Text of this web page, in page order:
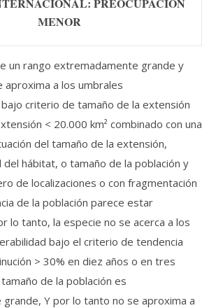
MENOR
un rango extremadamente grande y
a los umbrales
criterio de tamaño de la extensión
< 20.000 km² combinado con una
del tamaño de la extensión,
hábitat, o tamaño de la población y
de localizaciones o con fragmentación
de la población parece estar
lo tanto, la especie no se acerca a los
bajo el criterio de tendencia
> 30% en diez años o en tres
de la población es
Y por lo tanto no se aproxima a